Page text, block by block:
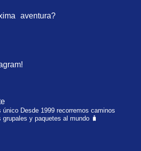
aventura?
único Desde 1999 recorremos caminos
grupales y paquetes al mundo 🧳